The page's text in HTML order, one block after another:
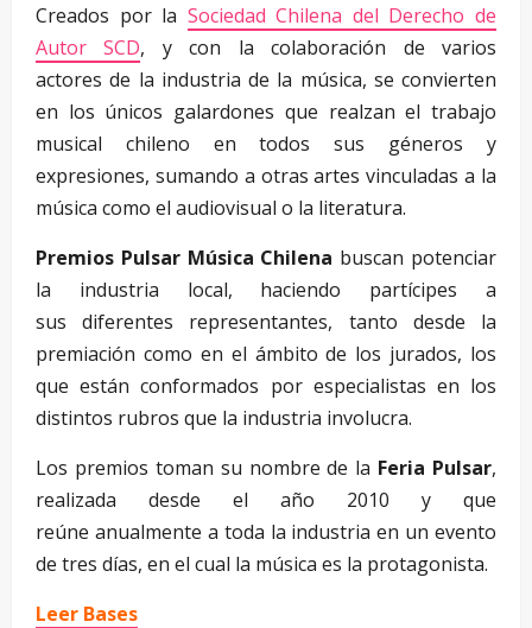
Creados por la Sociedad Chilena del Derecho de
Autor SCD, y con la colaboración de varios
actores de la industria de la música, se convierten
en los únicos galardones que realzan el trabajo
musical chileno en todos sus géneros y
expresiones, sumando a otras artes vinculadas a la
música como el audiovisual o la literatura.
Premios Pulsar Música Chilena buscan potenciar
la industria local, haciendo partícipes a
sus diferentes representantes, tanto desde la
premiación como en el ámbito de los jurados, los
que están conformados por especialistas en los
distintos rubros que la industria involucra.
Los premios toman su nombre de la Feria Pulsar,
realizada desde el año 2010 y que
reúne anualmente a toda la industria en un evento
de tres días, en el cual la música es la protagonista.
Leer Bases